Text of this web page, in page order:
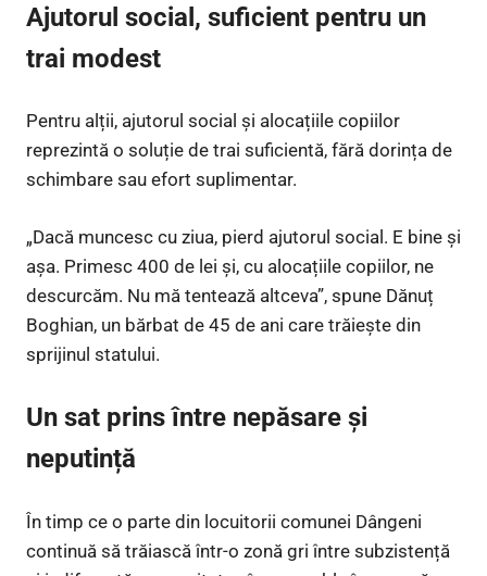
Ajutorul social, suficient pentru un
trai modest
Pentru alții, ajutorul social și alocațiile copiilor
reprezintă o soluție de trai suficientă, fără dorința de
schimbare sau efort suplimentar.
„Dacă muncesc cu ziua, pierd ajutorul social. E bine și
așa. Primesc 400 de lei și, cu alocațiile copiilor, ne
descurcăm. Nu mă tentează altceva”, spune Dănuț
Boghian, un bărbat de 45 de ani care trăiește din
sprijinul statului.
Un sat prins între nepăsare și
neputință
În timp ce o parte din locuitorii comunei Dângeni
continuă să trăiască într-o zonă gri între subzistență